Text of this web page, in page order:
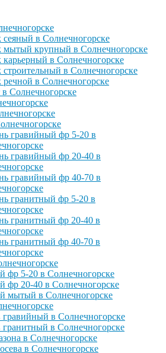
сеяный в Солнечногорске
мытый крупный в Солнечногорске
карьерный в Солнечногорске
строительный в Солнечногорске
речной в Солнечногорске
Солнечногорске
гравийный фр 5-20 в
гравийный фр 20-40 в
гравийный фр 40-70 в
гранитный фр 5-20 в
гранитный фр 20-40 в
гранитный фр 40-70 в
фр 5-20 в Солнечногорске
фр 20-40 в Солнечногорске
мытый в Солнечногорске
гравийный в Солнечногорске
гранитный в Солнечногорске
в Солнечногорске
в Солнечногорске